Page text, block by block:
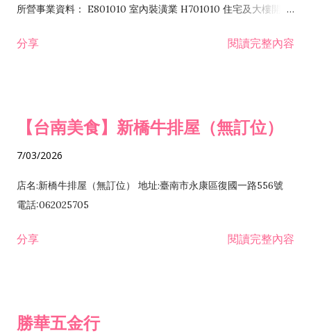
所營事業資料： E801010 室內裝潢業 H701010 住宅及大樓開發
發業 H703090 不動產買賣業 H703100 不動產租賃業 I503010
分享 閱讀完整內容
【台南美食】新橋牛排屋（無訂位）
7/03/2026
店名:新橋牛排屋（無訂位） 地址:臺南市永康區復國一路556號
電話:062025705
分享 閱讀完整內容
勝華五金行